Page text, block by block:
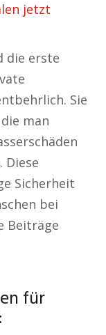
jetzt
die erste
Sie
man
Diese
Sicherheit
bei
Beiträge
für